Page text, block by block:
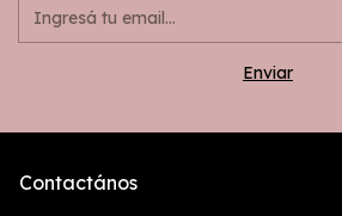
Contactános